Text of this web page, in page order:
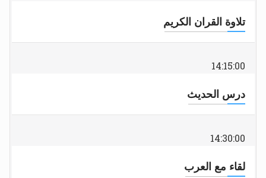
تلاوة القران الكريم
14:15:00
درس الحديث
14:30:00
لقاء مع العرب